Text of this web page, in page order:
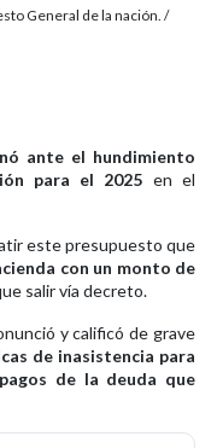
General de la nación. /
ante el hundimiento
para el 2025 en el
este presupuesto que
con un monto de
salir vía decreto.
y calificó de grave
de inasistencia para
de la deuda que